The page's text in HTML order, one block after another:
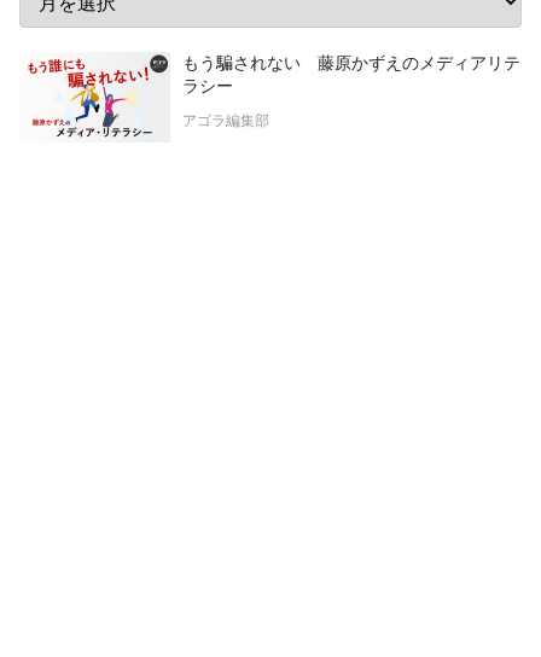
もう騙されない 藤原かずえのメディアリテ
ラシー
アゴラ編集部